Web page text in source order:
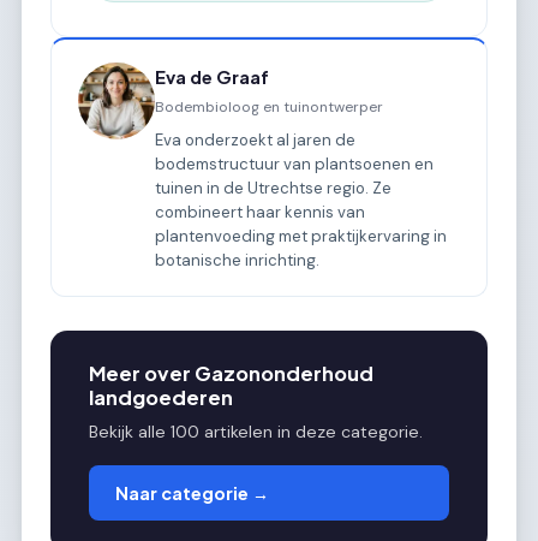
Eva de Graaf
Bodembioloog en tuinontwerper
Eva onderzoekt al jaren de
bodemstructuur van plantsoenen en
tuinen in de Utrechtse regio. Ze
combineert haar kennis van
plantenvoeding met praktijkervaring in
botanische inrichting.
Meer over Gazononderhoud
landgoederen
Bekijk alle 100 artikelen in deze categorie.
Naar categorie →